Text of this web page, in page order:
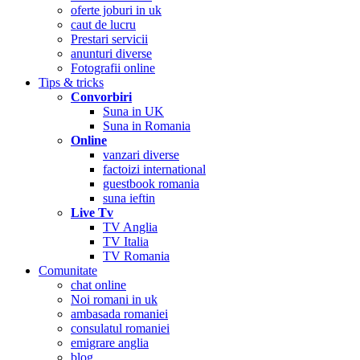
oferte joburi in uk
caut de lucru
Prestari servicii
anunturi diverse
Fotografii online
Tips & tricks
Convorbiri
Suna in UK
Suna in Romania
Online
vanzari diverse
factoizi international
guestbook romania
suna ieftin
Live Tv
TV Anglia
TV Italia
TV Romania
Comunitate
chat online
Noi romani in uk
ambasada romaniei
consulatul romaniei
emigrare anglia
blog